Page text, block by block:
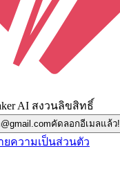
AI สงวนลิขสิทธิ์
คัดลอกอีเมลแล้ว!
ยความเป็นส่วนตัว